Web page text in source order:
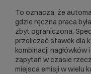
To oznacza, że
gdzie ręczna praca
zbyt ograniczona.
przeliczać stawek dla
kombinacji
zapytań w czasie
miejsca emisji w wielu